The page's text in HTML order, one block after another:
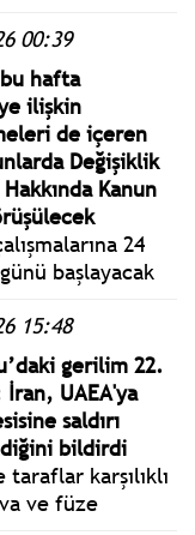
ülkenin bu
artırmayı
ve karşıt
yanıt
söyledi.
00:39
hafta
ilişkin
de içeren
Değişiklik
Hakkında Kanun
24
başlayacak
de
Kanunlarda
Kanun Teklifini
15:48
gerilim 22.
UAEA'ya
saldırı
bildirdi
taraflar karşılıklı
ve füze